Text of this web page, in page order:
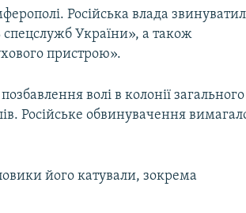
Російська влада
спецслужб України», а також
пристрою».
волі в колонії загального
Російське обвинувачення
його катували, зокрема